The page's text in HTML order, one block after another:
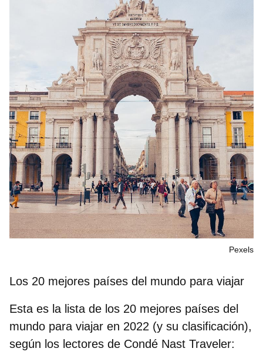
Pexels
Los 20 mejores países del mundo para viajar
Esta es la lista de los 20 mejores países del
mundo para viajar en 2022 (y su clasificación),
según los lectores de Condé Nast Traveler: